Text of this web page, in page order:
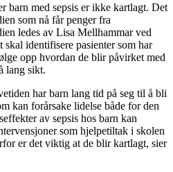
barn med sepsis er ikke kartlagt. Det
som nå får penger fra
ledes av Lisa Mellhammar ved
identifisere pasienter som har
opp hvordan de blir påvirket med
lang sikt.
har barn lang tid på seg til å bli
kan forårsake lidelse både for den
av sepsis hos barn kan
som hjelpetiltak i skolen
er det viktig at de blir kartlagt, sier